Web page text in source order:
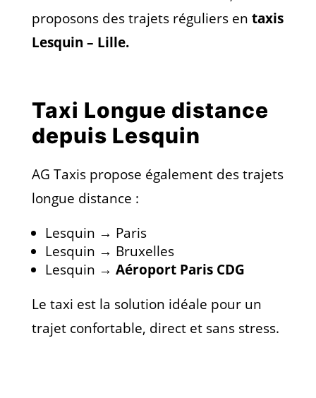
proposons des trajets réguliers en taxis
Lesquin – Lille.
Taxi Longue distance
depuis Lesquin
AG Taxis propose également des trajets
longue distance :
Lesquin → Paris
Lesquin → Bruxelles
Lesquin → Aéroport Paris CDG
Le taxi est la solution idéale pour un
trajet confortable, direct et sans stress.